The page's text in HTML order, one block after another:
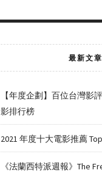
最新文章
【年度企劃】百位台灣影
影排行榜
2021 年度十大電影推薦
《法蘭西特派週報》The